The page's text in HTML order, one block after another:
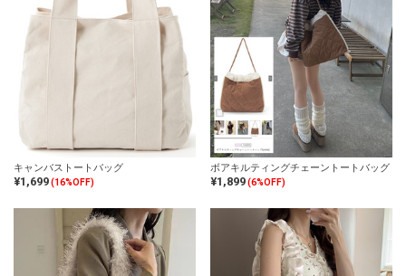
キャンバストートバッグ
¥1,699(16%OFF)
ボアキルティングチェーントートバッグ
¥1,899(6%OFF)